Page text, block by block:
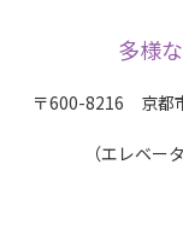
多様
〒600-8216 京都
（エレベー